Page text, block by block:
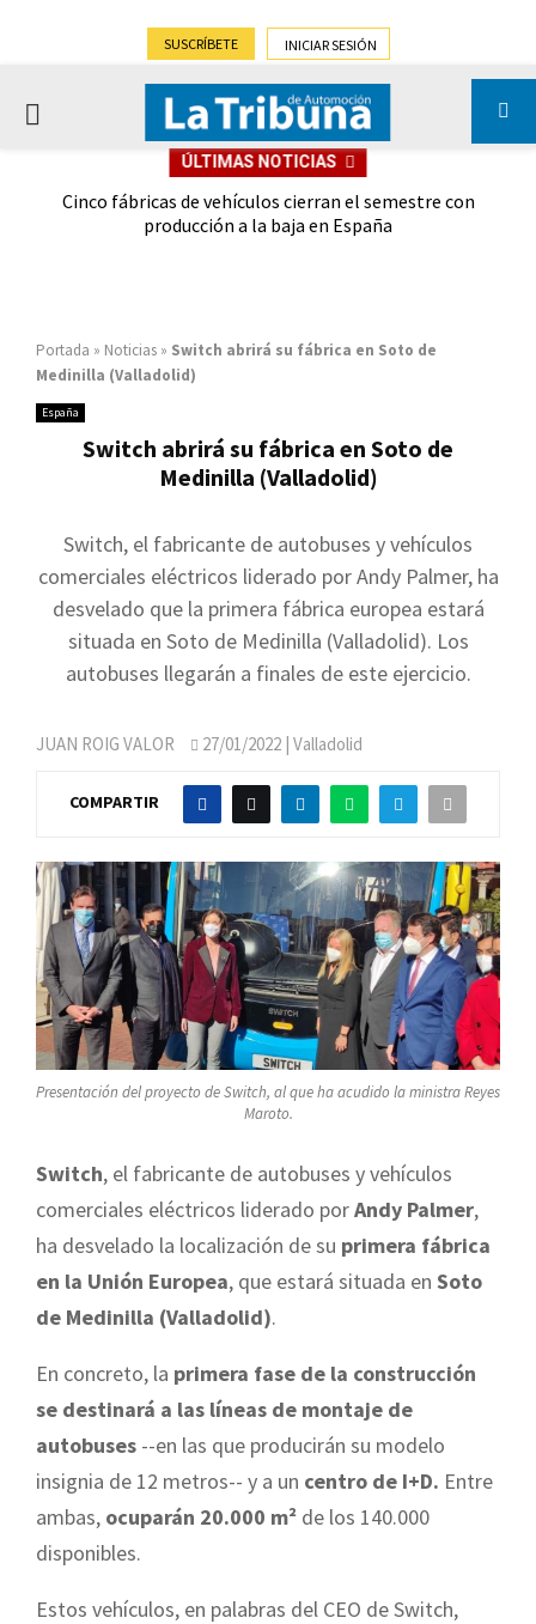
SUSCRÍBETE INICIAR SESIÓN
PRIMARY
ÚLTIMAS NOTICIAS
Cinco fábricas de vehículos cierran el semestre con
producción a la baja en España
Portada » Noticias » Switch abrirá su fábrica en Soto de
Medinilla (Valladolid)
España
Switch abrirá su fábrica en Soto de
Medinilla (Valladolid)
Switch, el fabricante de autobuses y vehículos
comerciales eléctricos liderado por Andy Palmer, ha
desvelado que la primera fábrica europea estará
situada en Soto de Medinilla (Valladolid). Los
autobuses llegarán a finales de este ejercicio.
JUAN ROIG VALOR 27/01/2022 | Valladolid
COMPARTIR
Presentación del proyecto de Switch, al que ha acudido la ministra Reyes
Maroto.
Switch, el fabricante de autobuses y vehículos
comerciales eléctricos liderado porAndy Palmer,
ha desvelado la localización de su primera fábrica
en la Unión Europea, que estará situada en Soto
de Medinilla (Valladolid).
En concreto, la primera fase de la construcción
se destinará a las líneas de montaje de
autobuses --en las que producirán su modelo
insignia de 12 metros-- y a un centro de I+D. Entre
ambas, ocuparán 20.000 m² de los 140.000
disponibles.
Estos vehículos, en palabras del CEO de Switch,